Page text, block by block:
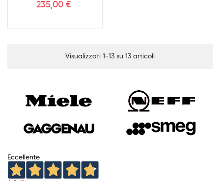
Prezzo
235,00 €
Visualizzati 1-13 su 13 articoli
Eccellente